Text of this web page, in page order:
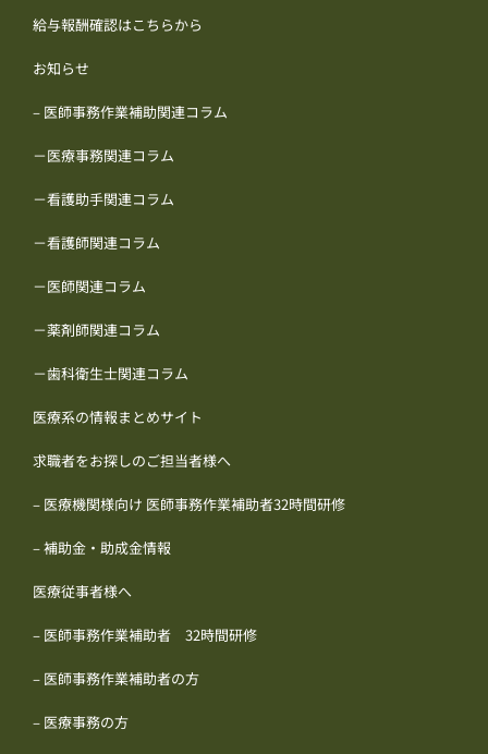
給与報酬確認はこちらから
お知らせ
– 医師事務作業補助関連コラム
－医療事務関連コラム
－看護助手関連コラム
－看護師関連コラム
－医師関連コラム
－薬剤師関連コラム
－歯科衛生士関連コラム
医療系の情報まとめサイト
求職者をお探しのご担当者様へ
– 医療機関様向け 医師事務作業補助者32時間研修
– 補助金・助成金情報
医療従事者様へ
– 医師事務作業補助者 32時間研修
– 医師事務作業補助者の方
– 医療事務の方